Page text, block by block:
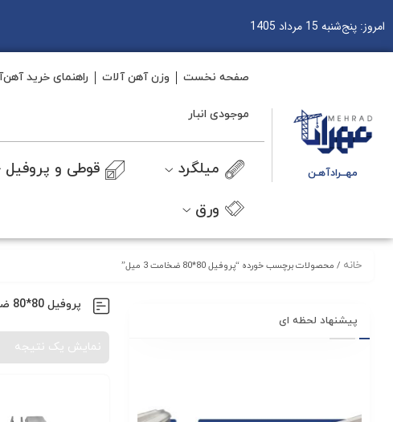
امروز: پنج‌شنبه 15 مرداد 1405
مهــرادآهـن
صفحه نخست وزن آهن آلات راهنمای خرید
موجودی انبار
میلگرد قوطی و پروفیل
ورق
خانه / محصولات برچسب خورده “پروفیل 80*80 ضخامت 3 میل”
پروفیل 80*80 ضخامت 3 میل
نمایش یک نتیجه
پیشنهاد لحظه ای